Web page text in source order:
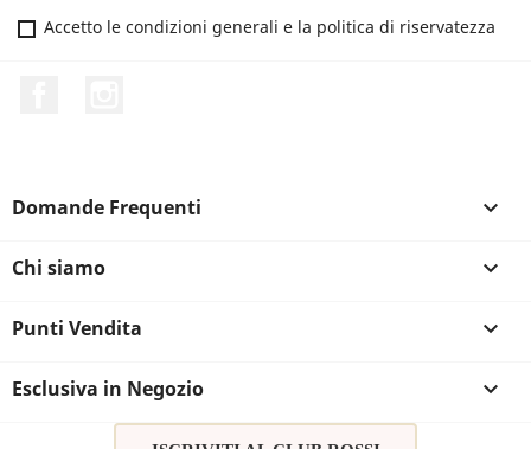
Accetto le condizioni generali e la politica di riservatezza
Domande Frequenti 
Chi siamo 
Punti Vendita 
Esclusiva in Negozio 